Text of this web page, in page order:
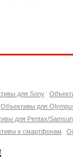
для Sony
Объективы для
для Pentax/
к смартфонам